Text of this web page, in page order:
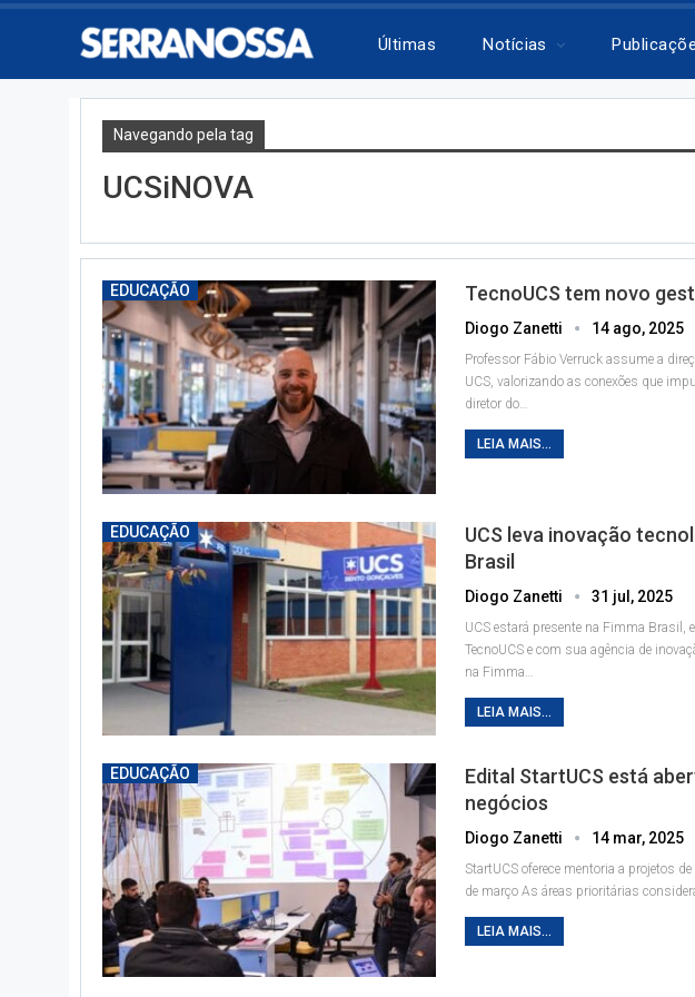
Últimas Notícias
Navegando pela tag
UCSiNOVA
EDUCAÇÃO TecnoUCS tem novo
Diogo Zanetti 14 ago, 2025
Professor Fábio Verruck assume a
UCS, valorizando as conexões que
diretor do
LEIA MAIS...
EDUCAÇÃO
UCS leva inovação
Brasil
Diogo Zanetti 31 jul, 2025
UCS estará presente na Fimma
TecnoUCS e com sua agência de
na Fimma
LEIA MAIS...
EDUCAÇÃO
Edital StartUCS está
negócios
Diogo Zanetti 14 mar, 2025
StartUCS oferece mentoria a projetos
de março As áreas prioritárias
LEIA MAIS...